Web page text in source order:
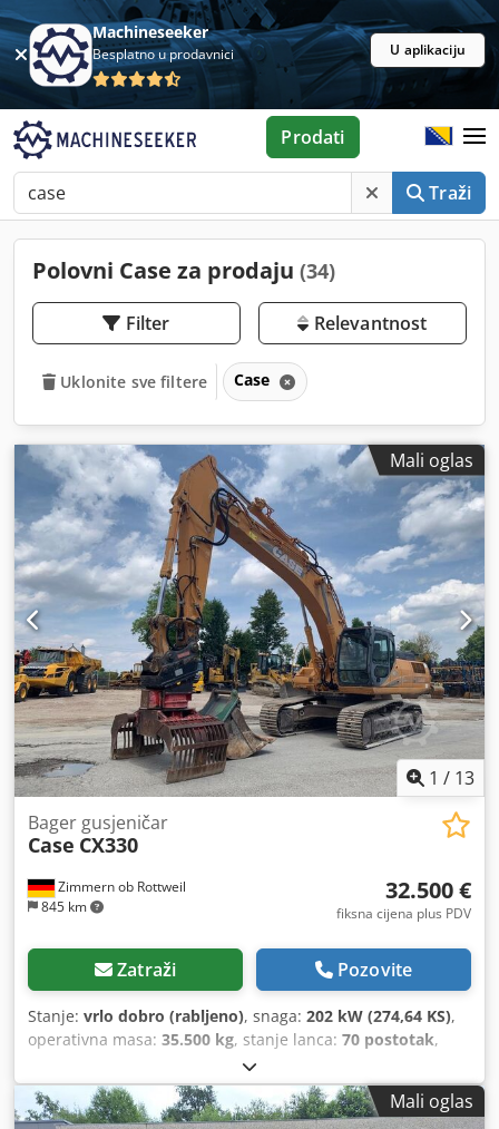
Machineseeker
Besplatno u prodavnici U aplikaciju
Traži
Prodati
Polovni Case za prodaju (34)
Filter Relevantnost
Uklonite sve filtere Case
Mali oglas
1 / 13
Zimmern ob Rottweil
845 km
Bager gusjeničar
Case CX330
32.500 €
fiksna cijena plus PDV
Zatraži Pozovite
Stanje: vrlo dobro (rabljeno), snaga: 202 kW (274,64 KS),
operativna masa: 35.500 kg, stanje lanca: 70 postotak,
, radni sati:
klima-uređaj,
Mali oglas